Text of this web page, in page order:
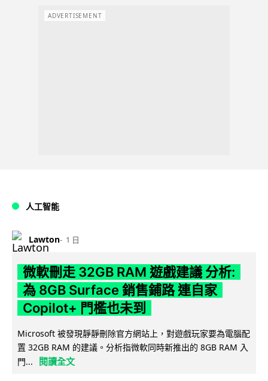
ADVERTISEMENT
人工智能
Lawton 1 日
微軟刪走 32GB RAM 遊戲建議 分析:
為 8GB Surface 銷售鋪路 連自家
Copilot+ 門檻也未到
Microsoft 被發現靜靜刪除官方網站上，對遊戲玩家要為電腦配
置 32GB RAM 的建議。分析指微軟同時新推出的 8GB RAM 入
門...
閱讀全文